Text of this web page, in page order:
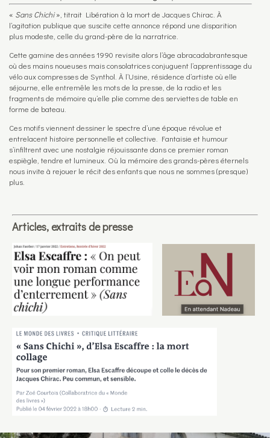
« Sans Chichi», titrait Libération à la mort de Jacques Chirac. À
l’agitation publique que suscite cette annonce répond une disparition
plus modeste, celle du grand-père de la narratrice.
Cette gamine des années 1990 revisite alors l’âge abracadabrantesque
où des mains noueuses mais consolatrices conjuguent l’apprentissage du
vélo aux compresses de Synthol. À l’Usine, résidence d’artiste où elle
séjourne, elle entremêle les mots de la presse, de la radio et les
fragments de mémoire qu’elle plie comme des serviettes de table en
forme de bateau.
Ces motifs viennent dessiner le spectre d’une époque révolue et
entrelacent histoire personnelle et collective. Fantaisie et humour
s’infiltrent avec une nostalgie réjouissante dans ce premier roman
espiègle, tendre et lumineux. Où la mémoire des grands-pères éternels
nous invite à rejouer le récit des enfants que nous ne sommes (presque)
plus.
Articles, extraits de presse